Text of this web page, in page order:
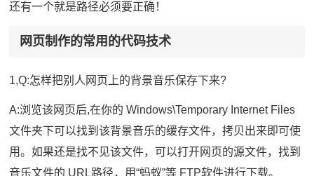
还有一个就是路径必须要正确！
网页制作的常用的代码技术
1,Q:怎样把别人网页上的背景音乐保存下来?
A:浏览该网页后,在你的 Windows\Temporary Internet Files
文件夹下可以找到该背景音乐的缓存文件，拷贝出来即可使
用。如果还是找不见该文件，可以打开网页的源文件，找到
音乐文件的 URL路径，用“蚂蚁”等 FTP软件进行下载。